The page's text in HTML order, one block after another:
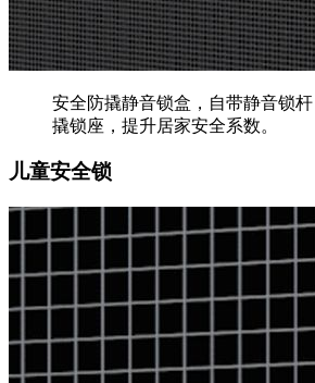
安全防撬静音锁盒，自带静音锁
撬锁座，提升居家安全系数。
儿童安全锁